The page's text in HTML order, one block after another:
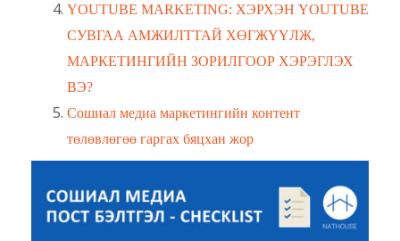
YOUTUBE MARKETING: ХЭРХЭН YOUTUBE
СУВГАА АМЖИЛТТАЙ ХӨГЖҮҮЛЖ,
МАРКЕТИНГИЙН ЗОРИЛГООР ХЭРЭГЛЭХ
ВЭ?
Сошиал медиа маркетингийн контент
төлөвлөгөө гаргах бяцхан жор